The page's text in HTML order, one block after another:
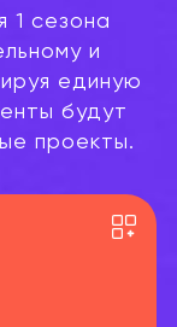
1 сезона
и
единую
будут
проекты.